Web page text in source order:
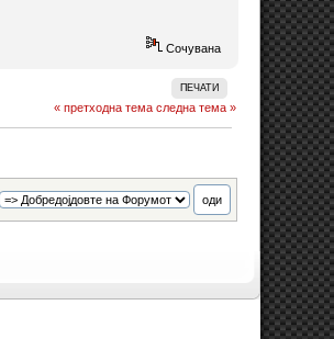
Сочувана
ПЕЧАТИ
« претходна тема следна тема »